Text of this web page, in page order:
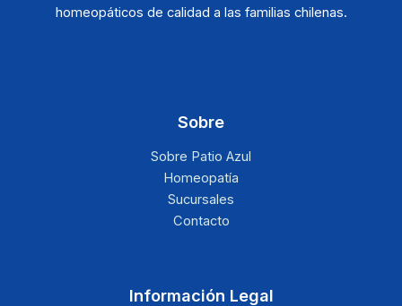
homeopáticos de calidad a las familias chilenas.
Sobre
Sobre Patio Azul
Homeopatía
Sucursales
Contacto
Información Legal